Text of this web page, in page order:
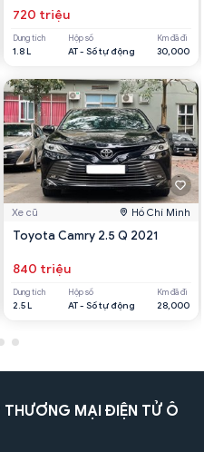
720 triệu
Dung tích
1.8 L
Hộp số
AT - Số tự động
Km đã đi
30,000
Xe cũ Hồ Chí Minh
Toyota Camry 2.5 Q 2021
840 triệu
Dung tích
2.5 L
Hộp số
AT - Số tự động
Km đã đi
28,000
MẠI ĐIỆN TỬ Ô